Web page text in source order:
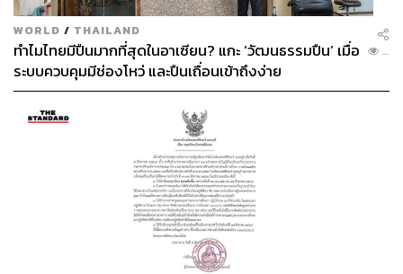
WORLD / THAILAND
ทำไมไทยมีปืนมากที่สุดในอาเซียน? แกะ ‘วัฒนธรรมปืน’ เมื่อ
ระบบควบคุมมีช่องโหว่ และปืนเถื่อนเข้าถึงง่าย
...